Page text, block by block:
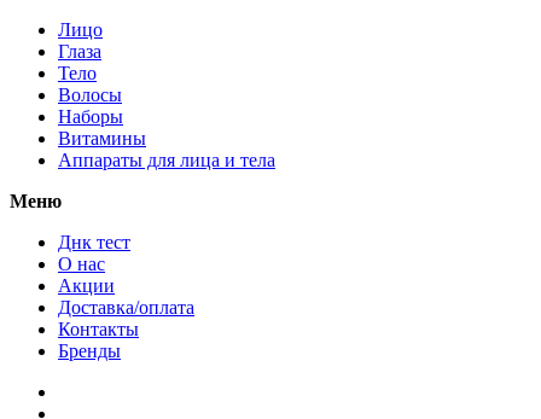
Лицо
Глаза
Тело
Волосы
Наборы
Витамины
Аппараты для лица и тела
Меню
Днк тест
О нас
Акции
Доставка/оплата
Контакты
Бренды